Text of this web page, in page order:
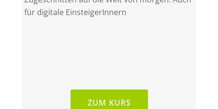
für digitale EinsteigerInnern
ZUM KURS